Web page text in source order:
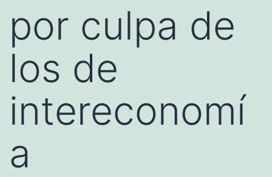
por culpa de
los de
intereconomí
a